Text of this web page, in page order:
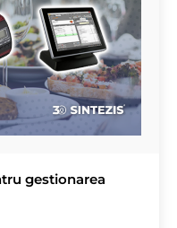
gestionarea